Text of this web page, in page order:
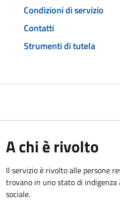
Condizioni di servizio
Contatti
Strumenti di tutela
A chi è rivolto
Il servizio è rivolto alle persone
trovano in uno stato di
sociale.